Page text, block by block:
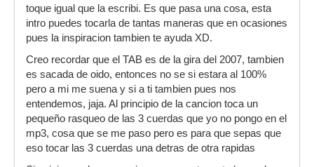
toque igual que la escribi. Es que pasa una cosa, esta
intro puedes tocarla de tantas maneras que en ocasiones
pues la inspiracion tambien te ayuda XD.
Creo recordar que el TAB es de la gira del 2007, tambien
es sacada de oido, entonces no se si estara al 100%
pero a mi me suena y si a ti tambien pues nos
entendemos, jaja. Al principio de la cancion toca un
pequeño rasqueo de las 3 cuerdas que yo no pongo en el
mp3, cosa que se me paso pero es para que sepas que
eso tocar las 3 cuerdas una detras de otra rapidas